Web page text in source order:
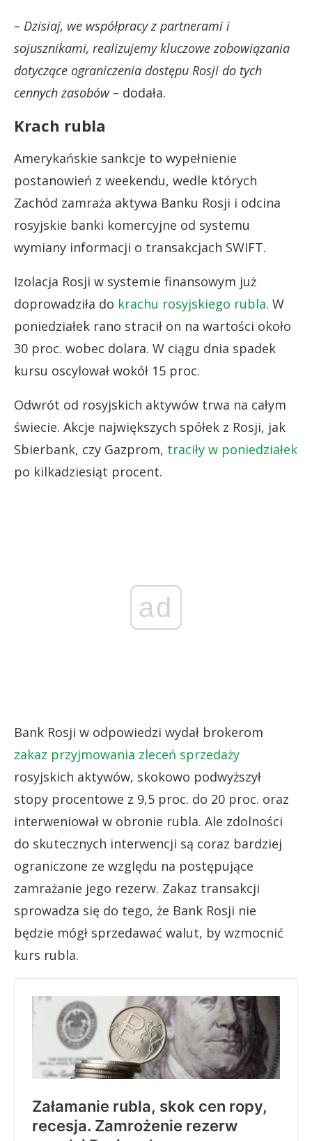
– Dzisiaj, we współpracy z partnerami i
sojusznikami, realizujemy kluczowe zobowiązania
dotyczące ograniczenia dostępu Rosji do tych
cennych zasobów – dodała.
Krach rubla
Amerykańskie sankcje to wypełnienie
postanowień z weekendu, wedle których
Zachód zamraża aktywa Banku Rosji i odcina
rosyjskie banki komercyjne od systemu
wymiany informacji o transakcjach SWIFT.
Izolacja Rosji w systemie finansowym już
doprowadziła do krachu rosyjskiego rubla. W
poniedziałek rano stracił on na wartości około
30 proc. wobec dolara. W ciągu dnia spadek
kursu oscylował wokół 15 proc.
Odwrót od rosyjskich aktywów trwa na całym
świecie. Akcje największych spółek z Rosji, jak
Sbierbank, czy Gazprom, traciły w poniedziałek
po kilkadziesiąt procent.
ad
Bank Rosji w odpowiedzi wydał brokerom
zakaz przyjmowania zleceń sprzedaży
rosyjskich aktywów, skokowo podwyższył
stopy procentowe z 9,5 proc. do 20 proc. oraz
interweniował w obronie rubla. Ale zdolności
do skutecznych interwencji są coraz bardziej
ograniczone ze względu na postępujące
zamrażanie jego rezerw. Zakaz transakcji
sprowadza się do tego, że Bank Rosji nie
będzie mógł sprzedawać walut, by wzmocnić
kurs rubla.